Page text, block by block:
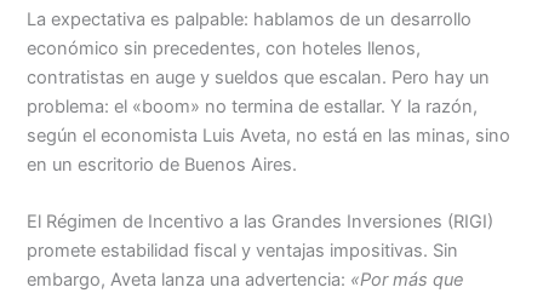
La expectativa es palpable: hablamos de un desarrollo
económico sin precedentes, con hoteles llenos,
contratistas en auge y sueldos que escalan. Pero hay un
problema: el «boom» no termina de estallar. Y la razón,
según el economista Luis Aveta, no está en las minas, sino
en un escritorio de Buenos Aires.
El Régimen de Incentivo a las Grandes Inversiones (RIGI)
promete estabilidad fiscal y ventajas impositivas. Sin
embargo, Aveta lanza una advertencia: «Por más que